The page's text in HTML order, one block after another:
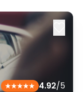
4.92/5